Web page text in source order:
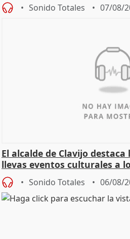
Sonido Totales 07/08/
El alcalde de Clavijo
llevas eventos culturales a
Sonido Totales 06/08/